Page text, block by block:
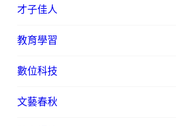
才子佳人
教育學習
數位科技
文藝春秋